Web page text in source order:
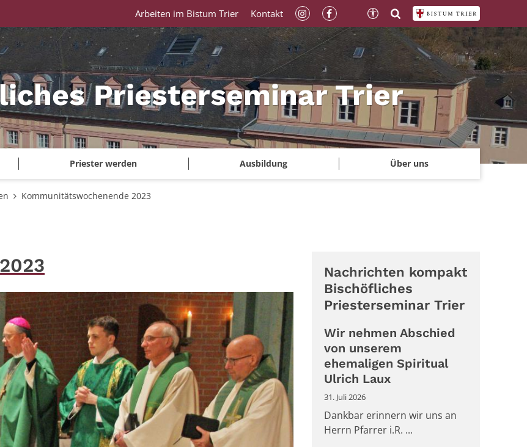
Priesterseminar Trier
Priester werden Ausbildung Über uns
Arbeiten im Bistum Trier Kontakt
Kommunitätswochenende 2023
Nachrichten kompakt
Bischöfliches
Priesterseminar Trier
Wir nehmen Abschied
von unserem
ehemaligen Spiritual
Ulrich Laux
31. Juli 2026
Dankbar erinnern wir uns an
Herrn Pfarrer i.R. ...